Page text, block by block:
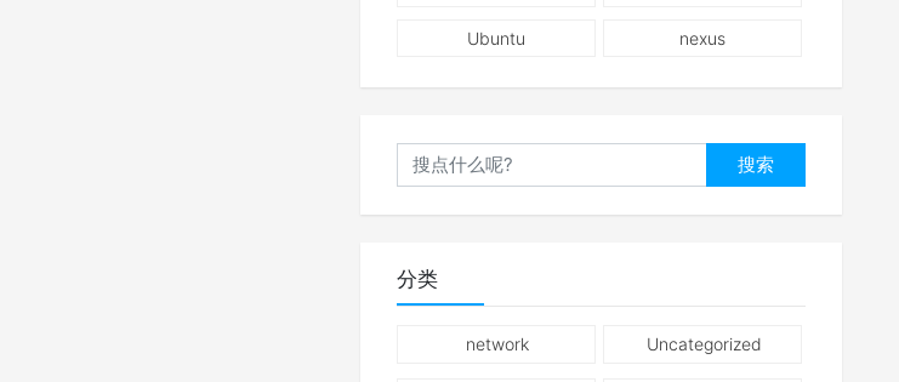
Ubuntu nexus
搜索
分类
network Uncategorized